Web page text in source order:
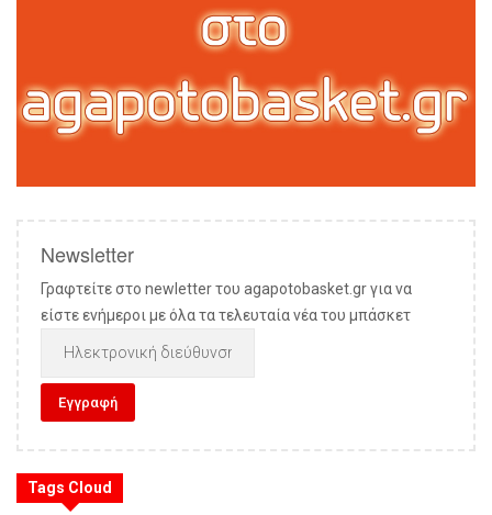
Newsletter
Γραφτείτε στο newletter του agapotobasket.gr για να
είστε ενήμεροι με όλα τα τελευταία νέα του μπάσκετ
Tags Cloud